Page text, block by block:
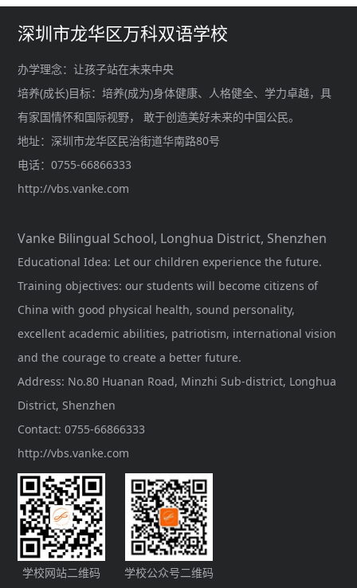
深圳市龙华区万科双语学校
办学理念：让孩子站在未来中央
培养(成长)目标：培养(成为)身体健康、人格健全、学力卓越，具
有家国情怀和国际视野， 敢于创造美好未来的中国公民。
地址：深圳市龙华区民治街道华南路80号
电话：0755-66866333
http://vbs.vanke.com
Vanke Bilingual School, Longhua District, Shenzhen
Educational Idea: Let our children experience the future.
Training objectives: our students will become citizens of
China with good physical health, sound personality,
excellent academic abilities, patriotism, international vision
and the courage to create a better future.
Address: No.80 Huanan Road, Minzhi Sub-district, Longhua
District, Shenzhen
Contact: 0755-66866333
http://vbs.vanke.com
学校网站二维码 学校公众号二维码